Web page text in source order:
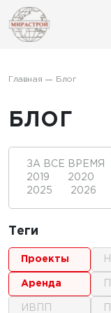
Главная Блог
БЛОГ
ЗА ВСЕ ВРЕМЯ
2019
2020
2025
2026
Теги
проекты
аренда
ИВПП